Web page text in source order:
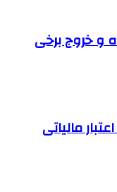
و خروج برخی
مالیاتی